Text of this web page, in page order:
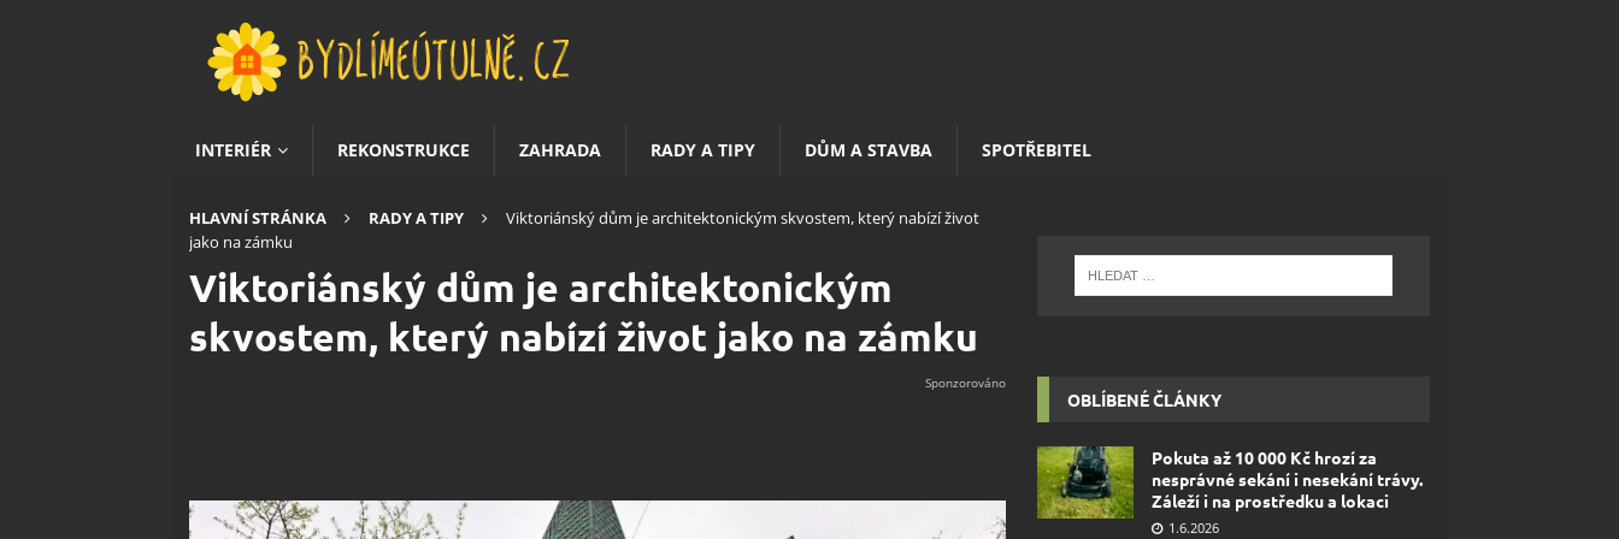
INTERIÉR REKONSTRUKCE ZAHRADA RADY A TIPY DŮM A STAVBA SPOTŘEBITEL
HLAVNÍ STRÁNKA RADY A TIPY
Viktoriánský dům je architektonickým skvostem, který nabízí život
jako na zámku
Viktoriánský dům je architektonickým
skvostem, který nabízí život jako na zámku
OBLÍBENÉ ČLÁNKY
Pokuta až 10 000 Kč hrozí za
nesprávné sekání i nesekání trávy.
Záleží i na prostředku a lokaci
1.6.2026